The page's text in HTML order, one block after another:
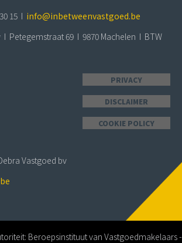
15 I info@inbetweenvastgoed.be
I Petegemstraat 69 I 9870 Machelen I BTW
PRIVACY
DISCLAIMER
COOKIE POLICY
Vastgoed bv
Beroepsinstituut van Vastgoedmakelaars -